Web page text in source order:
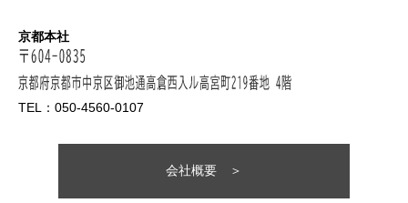
京都本社
TEL：050-4560-0107
会社概要 ＞